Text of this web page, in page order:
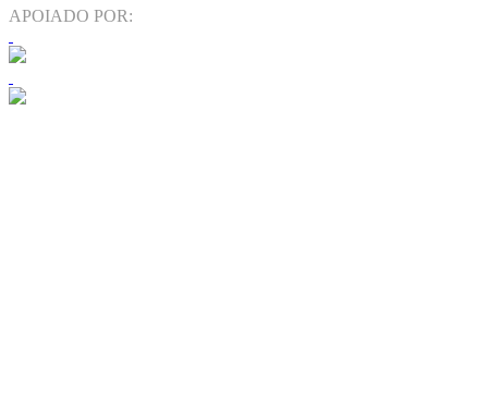
APOIADO POR: